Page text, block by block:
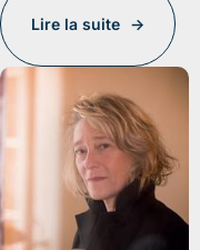
Lire la suite